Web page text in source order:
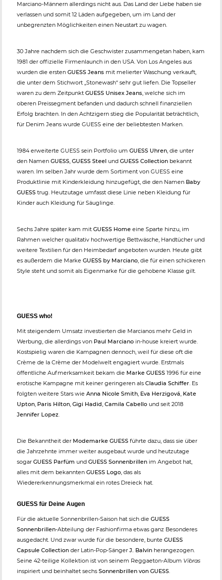
Marciano-Männern allerdings nicht aus. Das Land der Liebe haben sie
verlassen und somit 12 Läden aufgegeben, um im Land der
unbegrenzten Möglichkeiten einen Neustart zu wagen.
30 Jahre nachdem sich die Geschwister zusammengetan haben, kam
1981 der offizielle Firmenlaunch in den USA. Von Los Angeles aus
wurden die ersten GUESS Jeans mit melierter Waschung verkauft,
die unter dem Stichwort „Stonewash“ sehr gut liefen. Die Topseller
waren zu dem Zeitpunkt GUESS Unisex Jeans, welche sich im
oberen Preissegment befanden und dadurch schnell finanziellen
Erfolg brachten. In den Achtzigern stieg die Popularität beträchtlich,
für Denim Jeans wurde GUESS eine der beliebtesten Marken.
1984 erweiterte GUESS sein Portfolio um GUESS Uhren, die unter
den Namen GUESS, GUESS Steel und GUESS Collection bekannt
waren. Im selben Jahr wurde dem Sortiment von GUESS eine
Produktlinie mit Kinderkleidung hinzugefügt, die den Namen Baby
GUESS trug. Heutzutage umfasst diese Linie neben Kleidung für
Kinder auch Kleidung für Säuglinge.
Sechs Jahre später kam mit GUESS Home eine Sparte hinzu, im
Rahmen welcher qualitativ hochwertige Bettwäsche, Handtücher und
weitere Textilien für den Heimbedarf angeboten wurden. Heute gibt
es außerdem die Marke GUESS by Marciano, die für einen schickeren
Style steht und somit als Eigenmarke für die gehobene Klasse gilt.
GUESS who!
Mit steigendem Umsatz investierten die Marcianos mehr Geld in
Werbung, die allerdings von Paul Marciano in-house kreiert wurde.
Kostspielig waren die Kampagnen dennoch, weil für diese oft die
Crème de la Crème der Modelwelt engagiert wurde. Erstmals
öffentliche Aufmerksamkeit bekam die Marke GUESS 1996 für eine
erotische Kampagne mit keiner geringeren als Claudia Schiffer. Es
folgten weitere Stars wie Anna Nicole Smith, Eva Herzigová, Kate
Upton, Paris Hilton, Gigi Hadid, Camila Cabello und seit 2018
Jennifer Lopez.
Die Bekanntheit der Modemarke GUESS führte dazu, dass sie über
die Jahrzehnte immer weiter ausgebaut wurde und heutzutage
sogar GUESS Parfüm und GUESS Sonnenbrillen im Angebot hat,
alles mit dem bekannten GUESS Logo, das als
Wiedererkennungsmerkmal ein rotes Dreieck hat.
GUESS für Deine Augen
Für die aktuelle Sonnenbrillen-Saison hat sich die GUESS
Sonnenbrillen-Abteilung der Fashionfirma etwas ganz Besonderes
ausgedacht. Und zwar wurde für die besondere, bunte GUESS
Capsule Collection der Latin-Pop-Sänger J. Balvin herangezogen.
Seine 42-teilige Kollektion ist von seinem Reggaeton-Album Vibras
inspiriert und beinhaltet sechs Sonnenbrillen von GUESS.